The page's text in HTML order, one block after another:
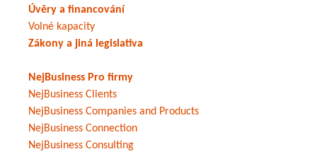
Úvěry a financování
Volné kapacity
Zákony a jiná legislativa
NejBusiness Pro firmy
NejBusiness Clients
NejBusiness Companies and Products
NejBusiness Connection
NejBusiness Consulting